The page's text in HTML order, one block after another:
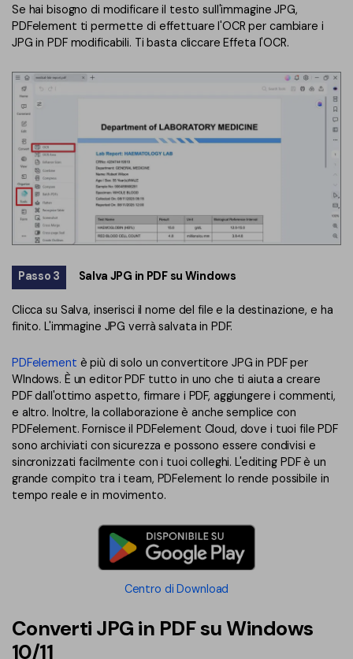
Se hai bisogno di modificare il testo sull'immagine JPG,
PDFelement ti permette di effettuare l'OCR per cambiare i
JPG in PDF modificabili. Ti basta cliccare Effeta l'OCR.
Passo 3 Salva JPG in PDF su Windows
Clicca su Salva, inserisci il nome del file e la destinazione, e ha
finito. L'immagine JPG verrà salvata in PDF.
PDFelement è più di solo un convertitore JPG in PDF per
WIndows. È un editor PDF tutto in uno che ti aiuta a creare
PDF dall'ottimo aspetto, firmare i PDF, aggiungere i commenti,
e altro. Inoltre, la collaborazione è anche semplice con
PDFelement. Fornisce il PDFelement Cloud, dove i tuoi file PDF
sono archiviati con sicurezza e possono essere condivisi e
sincronizzati facilmente con i tuoi colleghi. L'editing PDF è un
grande compito tra i team, PDFelement lo rende possibile in
tempo reale e in movimento.
Centro di Download
Converti JPG in PDF su Windows
10/11